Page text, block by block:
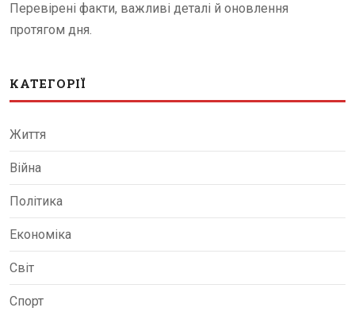
Перевірені факти, важливі деталі й оновлення
протягом дня.
КАТЕГОРІЇ
Життя
Війна
Політика
Економіка
Світ
Спорт